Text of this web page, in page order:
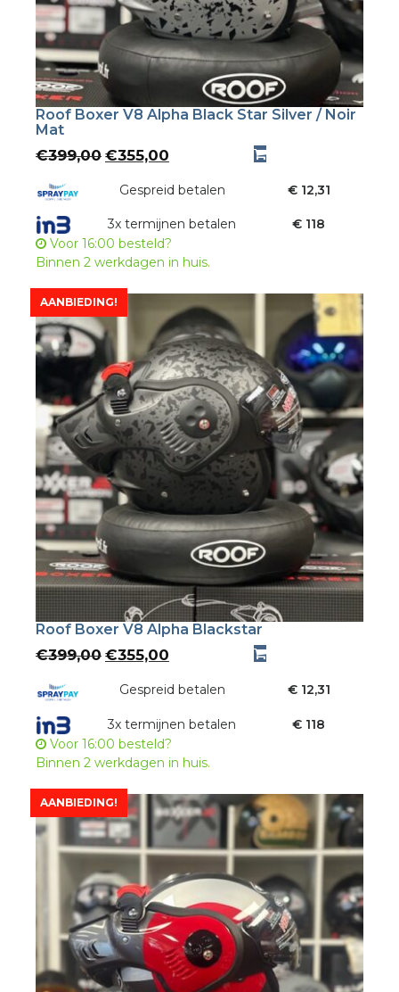
Roof Boxer V8 Alpha Black Star Silver / Noir
Mat
€399,00 Oorspronkelijke
was:
€355,00
is:
Gespreid betalen € 12,31
3x termijnen betalen
€ 118
Voor 16:00 besteld?
Binnen 2 werkdagen in huis.
AANBIEDING!
Roof Boxer V8 Alpha Blackstar
€399,00 Oorspronkelijke
was:
€355,00
is:
Gespreid betalen € 12,31
3x termijnen betalen
€ 118
Voor 16:00 besteld?
Binnen 2 werkdagen in huis.
AANBIEDING!